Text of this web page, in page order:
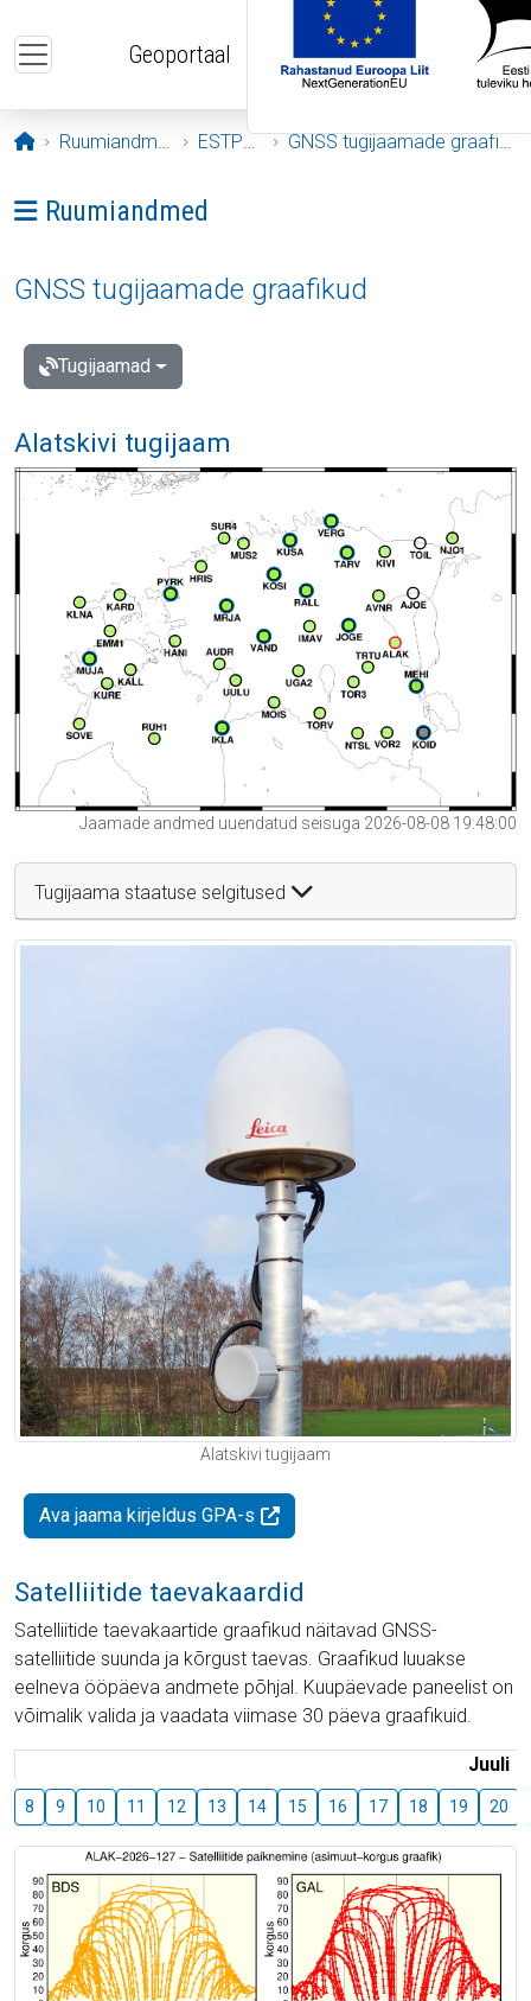
Geoportaal
Avaleht
Ruumiandmed ESTPOS GNSS tugijaamade graafikud
Ava menüü: Ruumiandmed
Ruumiandmed
GNSS tugijaamade graafikud
Tugijaamad
Alatskivi tugijaam
Jaamade andmed uuendatud seisuga 2026-08-08 19:48:00
Tugijaama staatuse selgitused
Alatskivi tugijaam
Ava jaama kirjeldus GPA-s
Satelliitide taevakaardid
Satelliitide taevakaartide graafikud näitavad GNSS-
satelliitide suunda ja kõrgust taevas. Graafikud luuakse
eelneva ööpäeva andmete põhjal. Kuupäevade paneelist on
võimalik valida ja vaadata viimase 30 päeva graafikuid.
Juuli
8 9 10 11 12 13 14 15 16 17 18 19 20